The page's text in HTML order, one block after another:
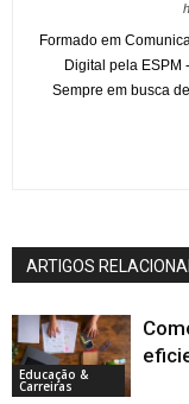
Formado em
Digital pela ESPM
Sempre em busca
ARTIGOS
Educação &
Carreiras